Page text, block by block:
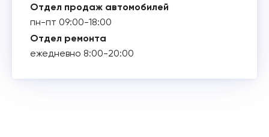
Отдел продаж автомобилей
пн-пт 09:00-18:00
Отдел ремонта
ежедневно 8:00-20:00